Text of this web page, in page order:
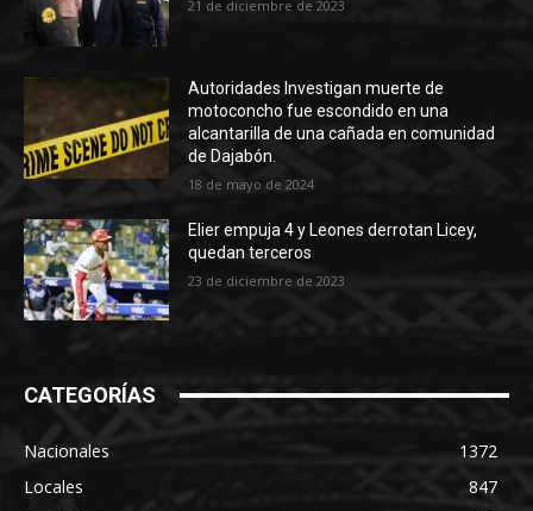
21 de diciembre de 2023
Autoridades Investigan muerte de
motoconcho fue escondido en una
alcantarilla de una cañada en comunidad
de Dajabón.
18 de mayo de 2024
Elier empuja 4 y Leones derrotan Licey,
quedan terceros
23 de diciembre de 2023
CATEGORÍAS
Nacionales
1372
Locales
847